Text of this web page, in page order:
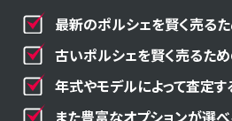
最新のポルシェを賢く売るた
古いポルシェを賢く売るため
年式やモデルによって査定す
また豊富なオプションが選